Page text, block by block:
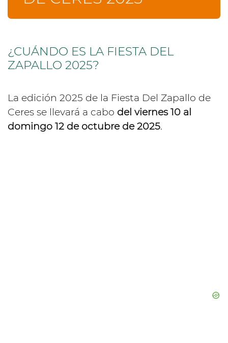
¿CUÁNDO ES LA FIESTA DEL
ZAPALLO 2025?
La edición 2025 de la Fiesta Del Zapallo de
Ceres se llevará a cabo del viernes 10 al
domingo 12 de octubre de 2025.